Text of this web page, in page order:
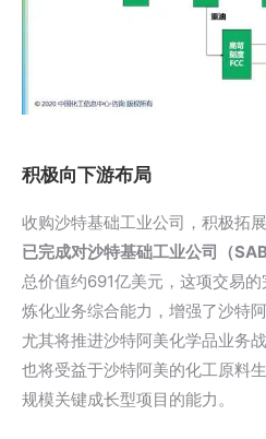
积极向下游布局
收购沙特基础工业公司，积极拓
已完成对沙特基础工业公司（
总价值约691亿美元，这项交易
炼化业务综合能力，增强了沙特
尤其将推进沙特阿美化学品业务
也将受益于沙特阿美的化工原料
规模关键成长型项目的能力。